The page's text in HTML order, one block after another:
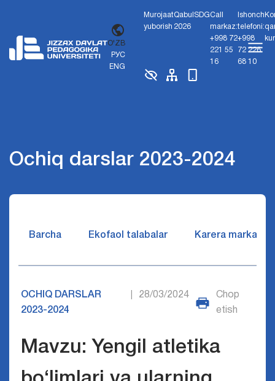
O'ZB
РУС
ENG
Murojaat
yuborish
Qabul
2026
SDGCall
markaz:
+998 72
221 55
16
Ishonch
telefoni:
+998
72 226
68 10
Ochiq darslar 2023-2024
Barcha Ekofaol talabalar Karera markazi
OCHIQ DARSLAR
2023-2024
28/03/2024
Chop
etish
Mavzu: Yengil atletika